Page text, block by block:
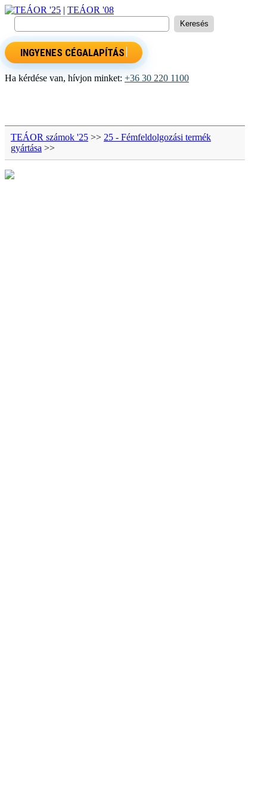
TEÁOR '25 | TEÁOR '08
INGYENES CÉGALAPÍTÁS
Ha kérdése van, hívjon minket: +36 30 220 1100
TEÁOR számok '25 >> 25 - Fémfeldolgozási termék
gyártása >>